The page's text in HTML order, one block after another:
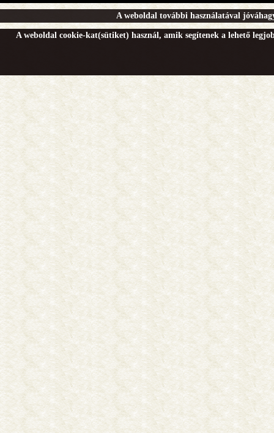
A weboldal további használatával
A weboldal cookie-kat(sütiket) használ, amik segítenek a lehető